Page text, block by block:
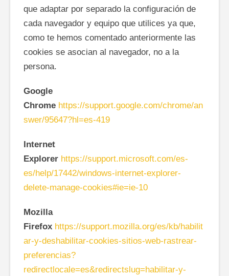
que adaptar por separado la configuración de
cada navegador y equipo que utilices ya que,
como te hemos comentado anteriormente las
cookies se asocian al navegador, no a la
persona.
Google
Chrome https://support.google.com/chrome/an
swer/95647?hl=es-419
Internet
Explorer https://support.microsoft.com/es-
es/help/17442/windows-internet-explorer-
delete-manage-cookies#ie=ie-10
Mozilla
Firefox https://support.mozilla.org/es/kb/habilit
ar-y-deshabilitar-cookies-sitios-web-rastrear-
preferencias?
redirectlocale=es&redirectslug=habilitar-y-